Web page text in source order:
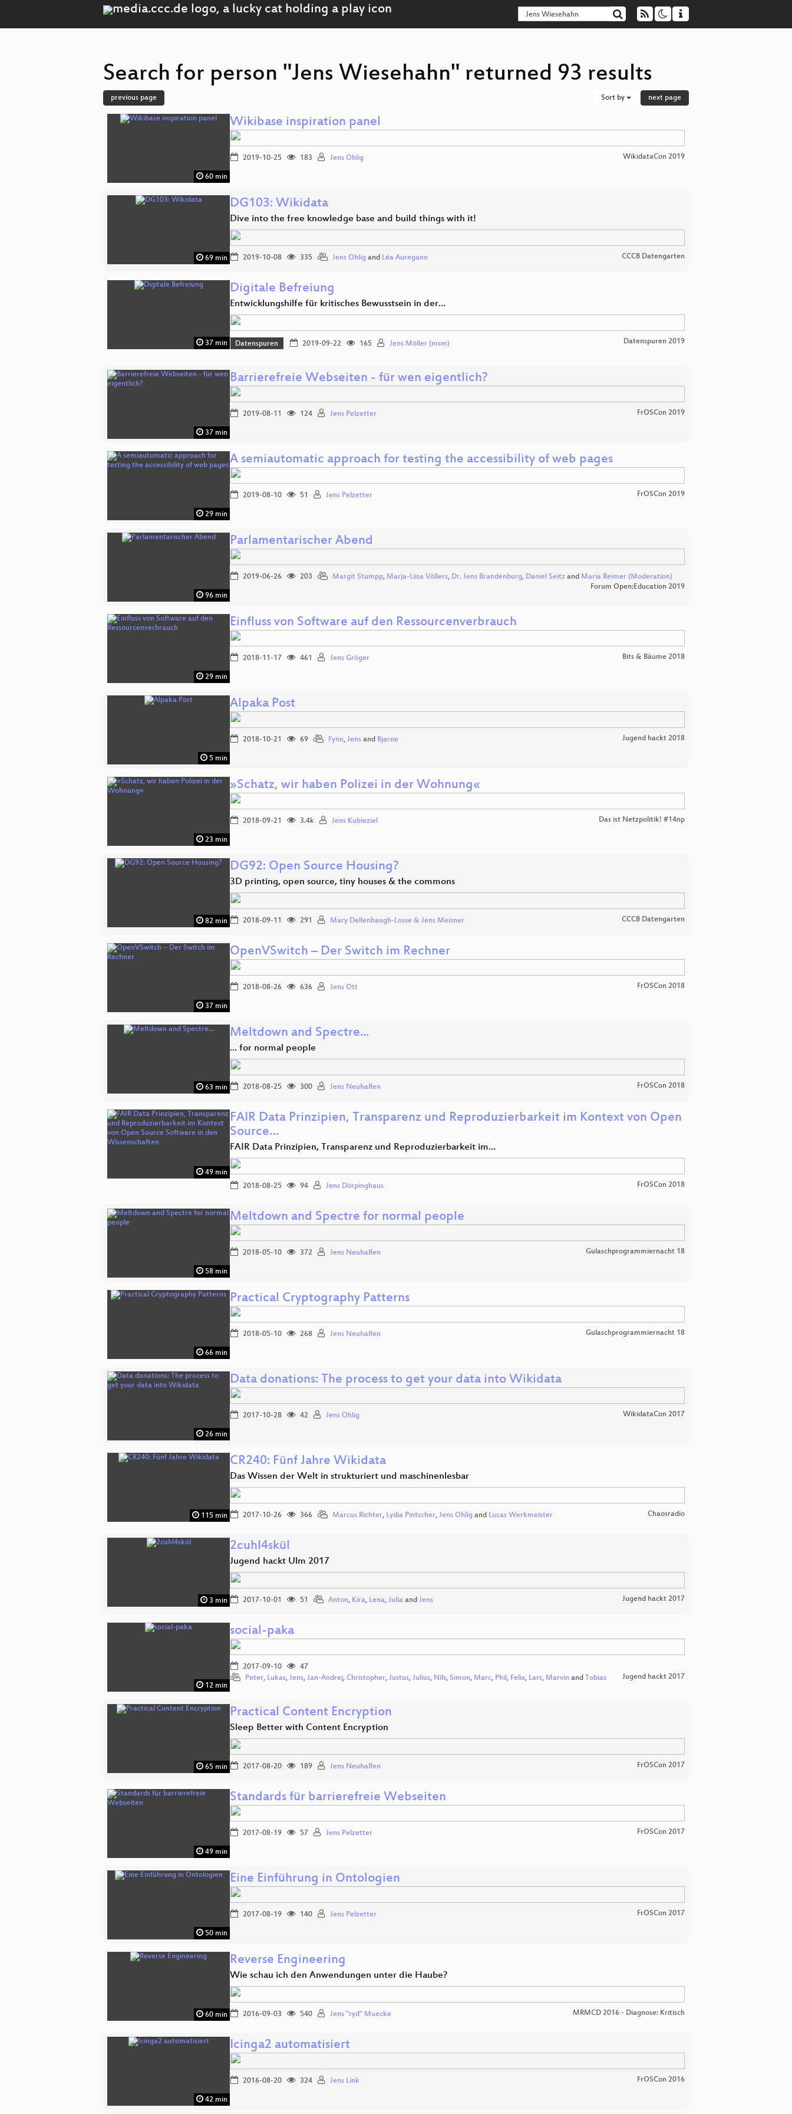
Search for person "Jens Wiesehahn" returned 93 results
previous page Sort by next page
60 min
Wikibase inspiration panel
2019-10-25 183 Jens Ohlig WikidataCon 2019
69 min
DG103: Wikidata
Dive into the free knowledge base and build things with it!
2019-10-08 335 Jens Ohlig and Léa Auregann CCCB Datengarten
37 min
Digitale Befreiung
Entwicklungshilfe für kritisches Bewusstsein in der…
Datenspuren 2019-09-22 165 Jens Möller (msm) Datenspuren 2019
37 min
Barrierefreie Webseiten - für wen eigentlich?
2019-08-11 124 Jens Pelzetter FrOSCon 2019
29 min
A semiautomatic approach for testing the accessibility of web pages
2019-08-10 51 Jens Pelzetter FrOSCon 2019
96 min
Parlamentarischer Abend
2019-06-26 203 Margit Stumpp, Marja-Liisa Völlers, Dr. Jens Brandenburg, Daniel Seitz and Maria Reimer (Moderation)
Forum Open:Education 2019
29 min
Einfluss von Software auf den Ressourcenverbrauch
2018-11-17 461 Jens Gröger Bits & Bäume 2018
5 min
Alpaka Post
2018-10-21 69 Fynn, Jens and Bjarne Jugend hackt 2018
23 min
»Schatz, wir haben Polizei in der Wohnung«
2018-09-21 3.4k Jens Kubieziel Das ist Netzpolitik! #14np
82 min
DG92: Open Source Housing?
3D printing, open source, tiny houses & the commons
2018-09-11 291 Mary Dellenbaugh-Losse & Jens Meisner CCCB Datengarten
37 min
OpenVSwitch – Der Switch im Rechner
2018-08-26 636 Jens Ott FrOSCon 2018
63 min
Meltdown and Spectre...
... for normal people
2018-08-25 300 Jens Neuhalfen FrOSCon 2018
49 min
FAIR Data Prinzipien, Transparenz und Reproduzierbarkeit im Kontext von Open
Source…
FAIR Data Prinzipien, Transparenz und Reproduzierbarkeit im…
2018-08-25 94 Jens Dörpinghaus FrOSCon 2018
58 min
Meltdown and Spectre for normal people
2018-05-10 372 Jens Neuhalfen Gulaschprogrammiernacht 18
66 min
Practical Cryptography Patterns
2018-05-10 268 Jens Neuhalfen Gulaschprogrammiernacht 18
26 min
Data donations: The process to get your data into Wikidata
2017-10-28 42 Jens Ohlig WikidataCon 2017
115 min
CR240: Fünf Jahre Wikidata
Das Wissen der Welt in strukturiert und maschinenlesbar
2017-10-26 366 Marcus Richter, Lydia Pintscher, Jens Ohlig and Lucas Werkmeister Chaosradio
3 min
2cuhl4skül
Jugend hackt Ulm 2017
2017-10-01 51 Anton, Kira, Lena, Julia and Jens Jugend hackt 2017
12 min
social-paka
2017-09-10
47
Peter, Lukas, Jens, Jan-Andrej, Christopher, Justus, Julius, Nils, Simon, Marc, Phil , Felix, Lars, Marvin and Tobias Jugend hackt 2017
65 min
Practical Content Encryption
Sleep Better with Content Encryption
2017-08-20 189 Jens Neuhalfen FrOSCon 2017
49 min
Standards für barrierefreie Webseiten
2017-08-19 57 Jens Pelzetter FrOSCon 2017
50 min
Eine Einführung in Ontologien
2017-08-19 140 Jens Pelzetter FrOSCon 2017
60 min
Reverse Engineering
Wie schau ich den Anwendungen unter die Haube?
2016-09-03 540 Jens "ryd" Muecke MRMCD 2016 - Diagnose: Kritisch
42 min
Icinga2 automatisiert
2016-08-20 324 Jens Link FrOSCon 2016